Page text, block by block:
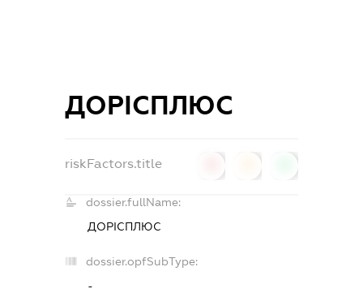
ДОРІСПЛЮС
riskFactors.title
dossier.fullName:
ДОРІСПЛЮС
dossier.opfSubType:
-